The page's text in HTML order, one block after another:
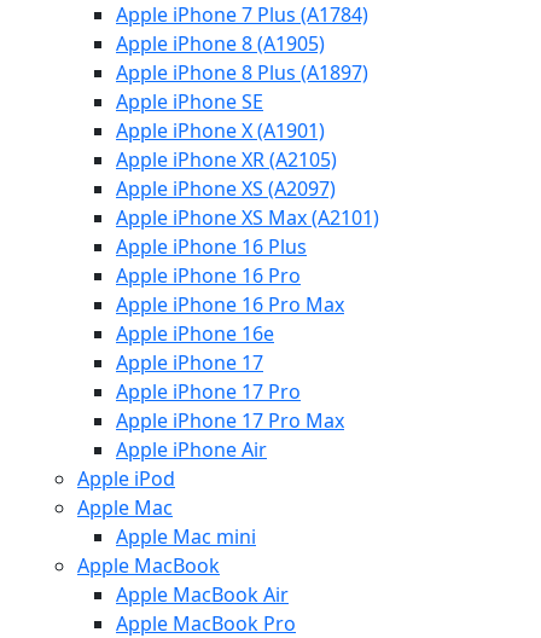
Apple iPhone 7 Plus (A1784)
Apple iPhone 8 (A1905)
Apple iPhone 8 Plus (A1897)
Apple iPhone SE
Apple iPhone X (A1901)
Apple iPhone XR (A2105)
Apple iPhone XS (A2097)
Apple iPhone XS Max (A2101)
Apple iPhone 16 Plus
Apple iPhone 16 Pro
Apple iPhone 16 Pro Max
Apple iPhone 16e
Apple iPhone 17
Apple iPhone 17 Pro
Apple iPhone 17 Pro Max
Apple iPhone Air
Apple iPod
Apple Mac
Apple Mac mini
Apple MacBook
Apple MacBook Air
Apple MacBook Pro